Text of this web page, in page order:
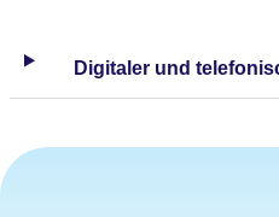
Digitaler und